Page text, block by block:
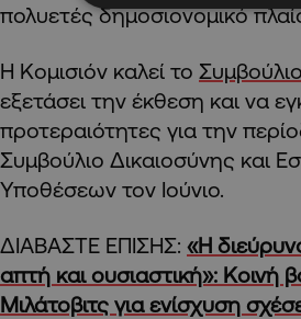
πολυετές δημοσιονομικό
Η Κομισιόν καλεί το
εξετάσει την έκθεση και να
προτεραιότητες για την
Συμβούλιο Δικαιοσύνης και
Υποθέσεων τον Ιούνιο.
ΔΙΑΒΑΣΤΕ ΕΠΙΣΗΣ: «Η
απτή και ουσιαστική»: Κοινή
Μιλάτοβιτς για ενίσχυση